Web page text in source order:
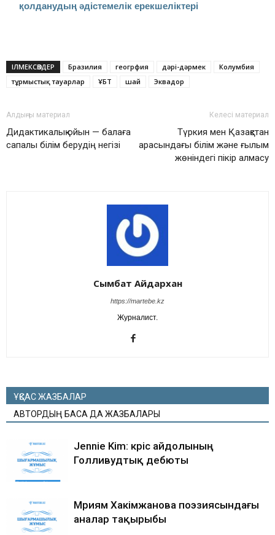
қолданудың әдістемелік ерекшеліктері
ІЛМЕКСӨЗДЕР Бразилия геогрфия дәрі-дәрмек
Колумбия
тұрмыстық тауарлар
ҰБТ шай Эквадор
Алдыңғы материал
Дидактикалық ойын — балаға
сапалы білім берудің негізі
Келесі материал
Түркия мен Қазақстан
арасындағы білім және ғылым
жөніндегі пікір алмасу
Сымбат Айдархан
https://martebe.kz
Журналист.
ҰҚСАС ЖАЗБАЛАР
АВТОРДЫҢ БАСҚА ДА ЖАЗБАЛАРЫ
Jennie Kim: кәріс айдолының
Голливудтық дебюты
Мәриям Хакімжанова поэзиясындағы
аналар тақырыбы